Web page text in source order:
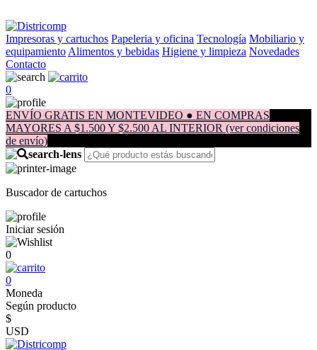
Impresoras y cartuchos Papeleria y oficina Tecnología Mobiliario y
equipamiento Alimentos y bebidas Higiene y limpieza Novedades
Contacto
0
ENVÍO GRATIS EN MONTEVIDEO ● EN COMPRAS
MAYORES A $1.500 Y $2.500 AL INTERIOR (ver condiciones
de envío)
Buscador de cartuchos
Iniciar sesión
0
0
Moneda
Según producto
$
USD